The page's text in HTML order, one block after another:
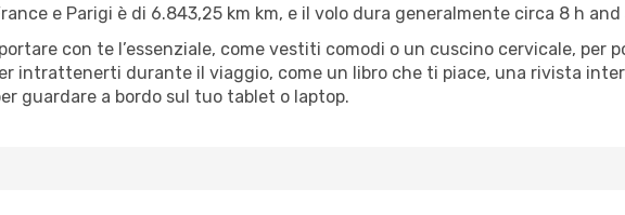
e Parigi è di 6.843,25 km km, e il volo dura generalmente circa 8 h
con te l’essenziale, come vestiti comodi o un cuscino cervicale, per
intrattenerti durante il viaggio, come un libro che ti piace, una rivista
guardare a bordo sul tuo tablet o laptop.